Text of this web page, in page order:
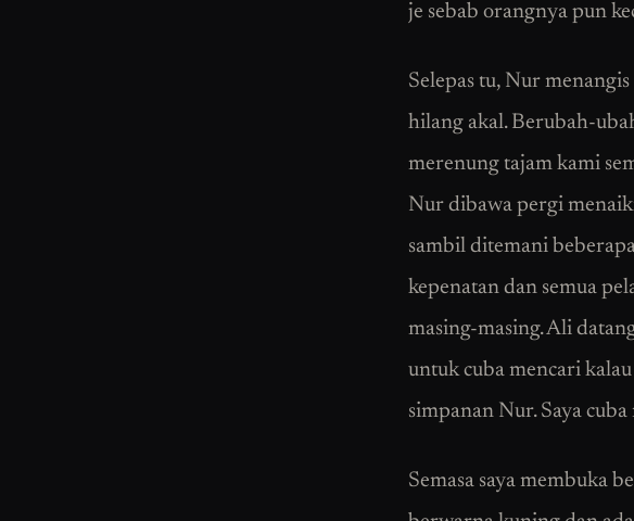
je sebab orangnya pun
Selepas tu, Nur
hilang akal. Berubah-
merenung tajam kami
Nur dibawa pergi
sambil ditemani
kepenatan dan semua
masing-masing. Ali
untuk cuba mencari
simpanan Nur. Saya
Semasa saya membuka